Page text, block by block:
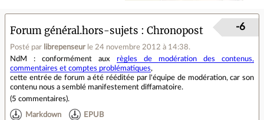
Forum général.hors-sujets Chronopost
Posté par librepenseur le 24 novembre 2012 à 14:38.
-6
NdM : conformément aux
règles de modération des contenus,
commentaires et comptes problématiques,
cette entrée de forum a été rééditée par l'équipe de modération, car son
contenu nous a semblé manifestement diffamatoire.
(5 commentaires).
Markdown EPUB